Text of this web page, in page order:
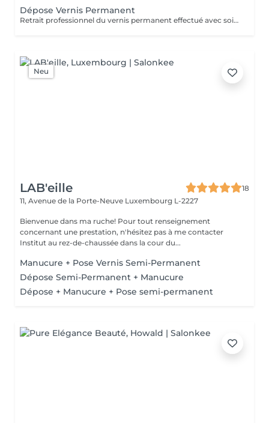
Dépose Vernis Permanent
Retrait professionnel du vernis permanent effectué avec soin afin de préserver l'ongle naturel. Le service comprend la manucure russe, la mise en forme de l'ongle et une pose de vernis traditionnel transparent, pour une finition propre, soignée et naturelle.
Neu
LAB'eille
18
11, Avenue de la Porte-Neuve Luxembourg L-2227
Bienvenue dans ma ruche! Pour tout renseignement
concernant une prestation, n'hésitez pas à me contacter
Institut au rez-de-chaussée dans la cour du...
Manucure + Pose Vernis Semi-Permanent
Dépose Semi-Permanent + Manucure
Dépose + Manucure + Pose semi-permanent